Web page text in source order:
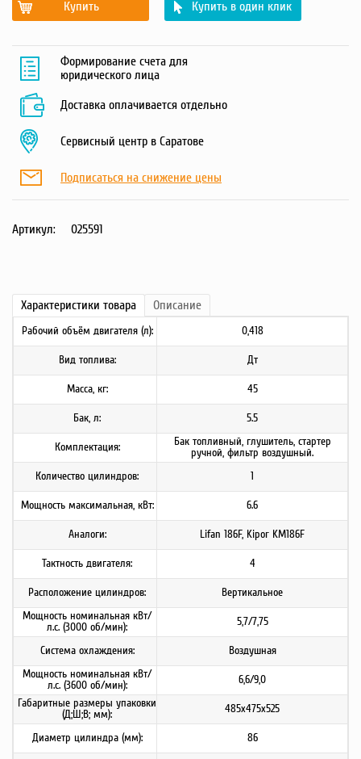
Купить Купить в один клик
Формирование счета для
юридического лица
Доставка оплачивается отдельно
Сервисный центр в Саратове
Подписаться на снижение цены
Артикул: 025591
Характеристики товара Описание
Рабочий объём двигателя (л): 0,418
Вид топлива: Дт
Масса, кг: 45
Бак, л: 5.5
Комплектация:
Бак топливный, глушитель, стартер
ручной, фильтр воздушный.
Количество цилиндров:
1
Мощность максимальная, кВт: 6.6
Аналоги: Lifan 186F, Kipor KM186F
Тактность двигателя: 4
Расположение цилиндров:
Вертикальное
Мощность номинальная кВт/
л.с. (3000 об/мин):
5,7/7,75
Система охлаждения:
Воздушная
Мощность номинальная кВт/
л.с. (3600 об/мин):
6,6/9,0
Габаритные размеры упаковки
(Д;Ш;В; мм):
485х475х525
Диаметр цилиндра (мм): 86